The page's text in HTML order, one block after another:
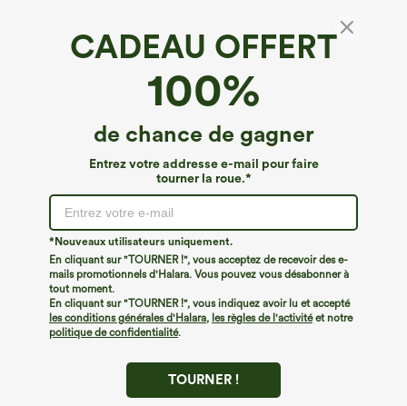
CADEAU OFFERT
100%
de chance de gagner
Entrez votre addresse e-mail pour faire
tourner la roue.*
*Nouveaux utilisateurs uniquement.
En cliquant sur "TOURNER !", vous acceptez de recevoir des e-
mails promotionnels d'Halara. Vous pouvez vous désabonner à
tout moment.
En cliquant sur "TOURNER !", vous indiquez avoir lu et accepté
les conditions générales d'Halara, les règles de l'activitéet notre
politique de confidentialité.
TOURNER !
Nous ne semblons pas pouvoir trouver la page que
vous recherchez.
Acheter plus